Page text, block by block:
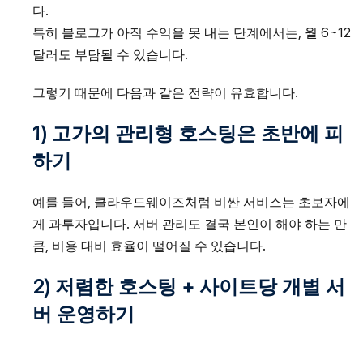
다.
특히 블로그가 아직 수익을 못 내는 단계에서는, 월 6~12
달러도 부담될 수 있습니다.
그렇기 때문에 다음과 같은 전략이 유효합니다.
1) 고가의 관리형 호스팅은 초반에 피
하기
예를 들어, 클라우드웨이즈처럼 비싼 서비스는 초보자에
게 과투자입니다. 서버 관리도 결국 본인이 해야 하는 만
큼, 비용 대비 효율이 떨어질 수 있습니다.
2) 저렴한 호스팅 + 사이트당 개별 서
버 운영하기